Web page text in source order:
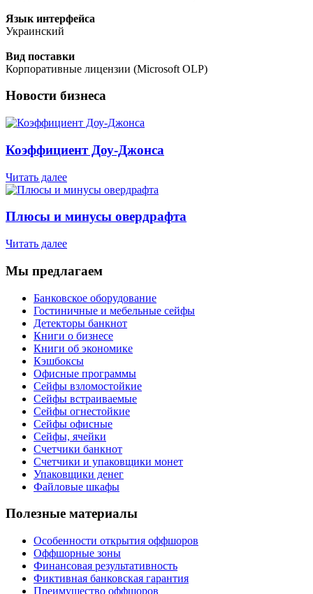
Язык интерфейса
Украинский
Вид поставки
Корпоративные лицензии (Microsoft OLP)
Новости бизнеса
Коэффициент Доу-Джонса
Читать далее
Плюсы и минусы овердрафта
Читать далее
Мы предлагаем
Банковское оборудование
Гостиничные и мебельные сейфы
Детекторы банкнот
Книги о бизнесе
Книги об экономике
Кэшбоксы
Офисные программы
Сейфы взломостойкие
Сейфы встраиваемые
Сейфы огнестойкие
Сейфы офисные
Сейфы, ячейки
Счетчики банкнот
Счетчики и упаковщики монет
Упаковщики денег
Файловые шкафы
Полезные материалы
Особенности открытия оффшоров
Оффшорные зоны
Финансовая результативность
Фиктивная банковская гарантия
Преимущество оффшоров